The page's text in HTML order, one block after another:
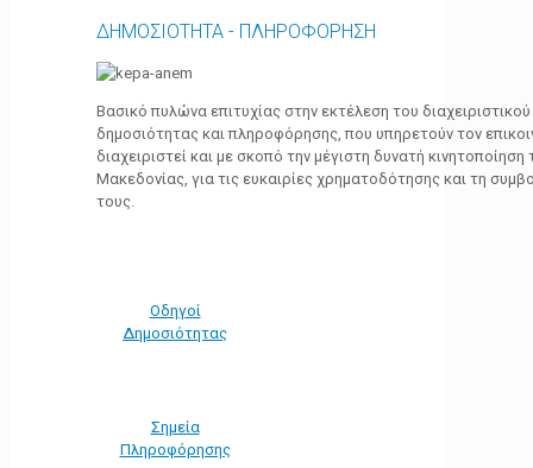
ΔΗΜΟΣΙΟΤΗΤΑ - ΠΛΗΡΟΦΟΡΗΣΗ
Βασικό πυλώνα επιτυχίας στην εκτέλεση του
δημοσιότητας και πληροφόρησης, που υπηρετούν τον
διαχειριστεί και με σκοπό την μέγιστη δυνατή
Μακεδονίας, για τις ευκαιρίες χρηματοδότησης και τη
τους.
Οδηγοί
Δημοσιότητας
Σημεία
Πληροφόρησης